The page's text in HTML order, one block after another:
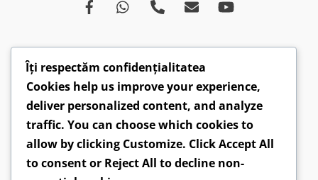
Despre Afecțiuni Ce spun medicii
Campanii
Drepturi
Susținători Opinii
Video
Articole
Comunicate
CONTACT: hepatobv@gmail.com | 0721 304 160 |
Faceboook.com/hepatoromania |GDPR
Îți respectăm confidențialitatea
Cookies help us improve your experience,
deliver personalized content, and analyze
traffic. You can choose which cookies to
allow by clicking Customize. ClickAccept All
to consent or Reject All to decline non-